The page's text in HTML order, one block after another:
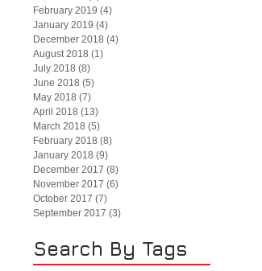
February 2019 (4)
January 2019 (4)
December 2018 (4)
August 2018 (1)
July 2018 (8)
June 2018 (5)
May 2018 (7)
April 2018 (13)
March 2018 (5)
February 2018 (8)
January 2018 (9)
December 2017 (8)
November 2017 (6)
October 2017 (7)
September 2017 (3)
Search By Tags